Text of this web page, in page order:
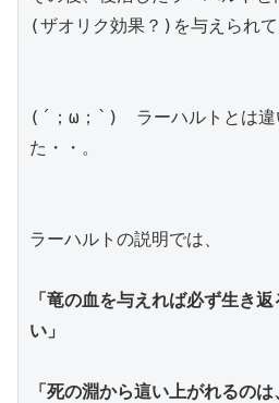
(ザオリク効果？)を与えられて
(´；ω；`)　ラーハルトとは違
た・・。
ラーハルトの説明では、
「竜の血を与えれば必ず生き
い」
「死の淵から這い上がれるの